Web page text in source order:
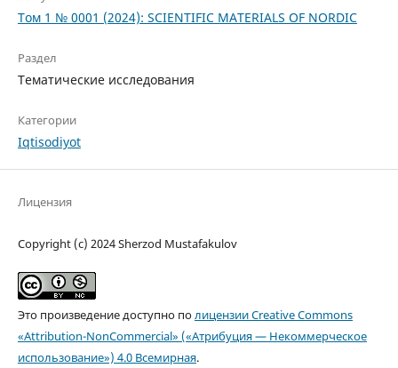
Том 1 № 0001 (2024): SCIENTIFIC MATERIALS OF NORDIC
Раздел
Тематические исследования
Категории
Iqtisodiyot
Лицензия
Copyright (c) 2024 Sherzod Mustafakulov
Это произведение доступно по лицензии Creative Commons
«Attribution-NonCommercial» («Атрибуция — Некоммерческое
использование») 4.0 Всемирная.